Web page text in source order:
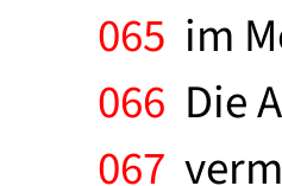
065 im
066 Die
067